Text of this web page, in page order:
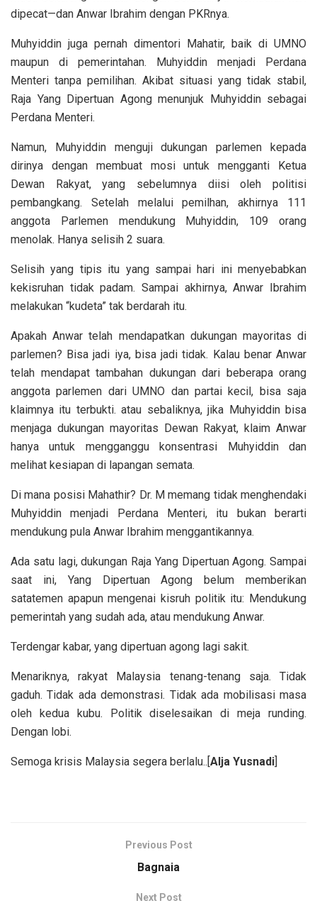
dipecat—dan Anwar Ibrahim dengan PKRnya.
Muhyiddin juga pernah dimentori Mahatir, baik di UMNO
maupun di pemerintahan. Muhyiddin menjadi Perdana
Menteri tanpa pemilihan. Akibat situasi yang tidak stabil,
Raja Yang Dipertuan Agong menunjuk Muhyiddin sebagai
Perdana Menteri.
Namun, Muhyiddin menguji dukungan parlemen kepada
dirinya dengan membuat mosi untuk mengganti Ketua
Dewan Rakyat, yang sebelumnya diisi oleh politisi
pembangkang. Setelah melalui pemilhan, akhirnya 111
anggota Parlemen mendukung Muhyiddin, 109 orang
menolak. Hanya selisih 2 suara.
Selisih yang tipis itu yang sampai hari ini menyebabkan
kekisruhan tidak padam. Sampai akhirnya, Anwar Ibrahim
melakukan “kudeta” tak berdarah itu.
Apakah Anwar telah mendapatkan dukungan mayoritas di
parlemen? Bisa jadi iya, bisa jadi tidak. Kalau benar Anwar
telah mendapat tambahan dukungan dari beberapa orang
anggota parlemen dari UMNO dan partai kecil, bisa saja
klaimnya itu terbukti. atau sebaliknya, jika Muhyiddin bisa
menjaga dukungan mayoritas Dewan Rakyat, klaim Anwar
hanya untuk mengganggu konsentrasi Muhyiddin dan
melihat kesiapan di lapangan semata.
Di mana posisi Mahathir? Dr. M memang tidak menghendaki
Muhyiddin menjadi Perdana Menteri, itu bukan berarti
mendukung pula Anwar Ibrahim menggantikannya.
Ada satu lagi, dukungan Raja Yang Dipertuan Agong. Sampai
saat ini, Yang Dipertuan Agong belum memberikan
satatemen apapun mengenai kisruh politik itu: Mendukung
pemerintah yang sudah ada, atau mendukung Anwar.
Terdengar kabar, yang dipertuan agong lagi sakit.
Menariknya, rakyat Malaysia tenang-tenang saja. Tidak
gaduh. Tidak ada demonstrasi. Tidak ada mobilisasi masa
oleh kedua kubu. Politik diselesaikan di meja runding.
Dengan lobi.
Semoga krisis Malaysia segera berlalu..[Alja Yusnadi]
Previous Post
Bagnaia
Next Post